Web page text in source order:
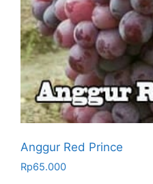
Anggur Red Prince
Rp65.000